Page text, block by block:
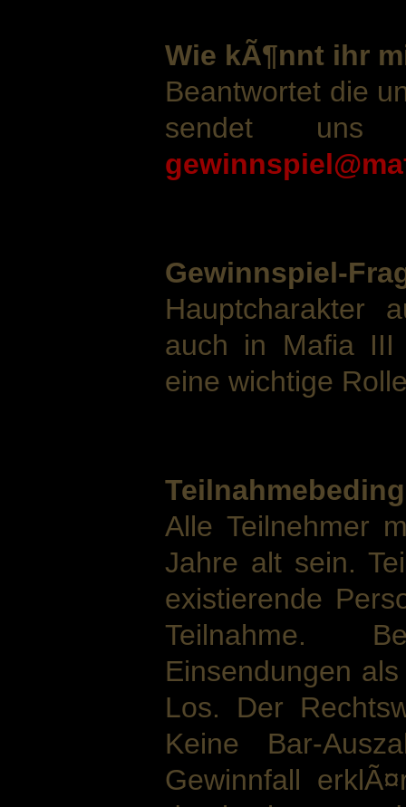
Wie kÃ¶nnt ihr
Beantwortet die
sendet
Gewinnspiel-
Hauptcharakter
auch in Mafia III
eine wichtige
Alle Teilnehmer
Jahre alt sein.
existierende
Teilnahme.
Einsendungen
Los. Der
Keine Bar-
Gewinnfall